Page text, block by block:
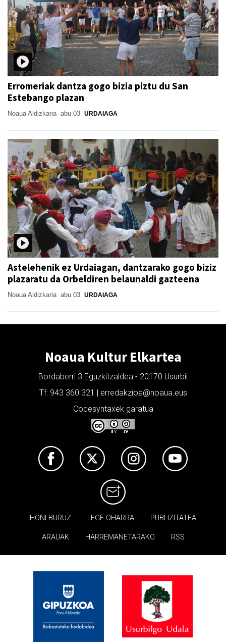
Erromeriak dantza gogo bizia piztu du San
Estebango plazan
Noaua Aldizkaria abu 03 URDAIAGA
Astelehenik ez Urdaiagan, dantzarako gogo biziz
plazaratu da Orbeldiren belaunaldi gazteena
Noaua Aldizkaria abu 03 URDAIAGA
Noaua Kultur Elkartea
Bordaberri 3 Eguzkitzaldea - 20170 Usurbil
Tf: 943 360 321 | erredakzioa@noaua.eus
Codesyntaxek garatua
HONI BURUZ LEGE OHARRA PUBLIZITATEA
ARAUAK HARREMANETARAKO RSS